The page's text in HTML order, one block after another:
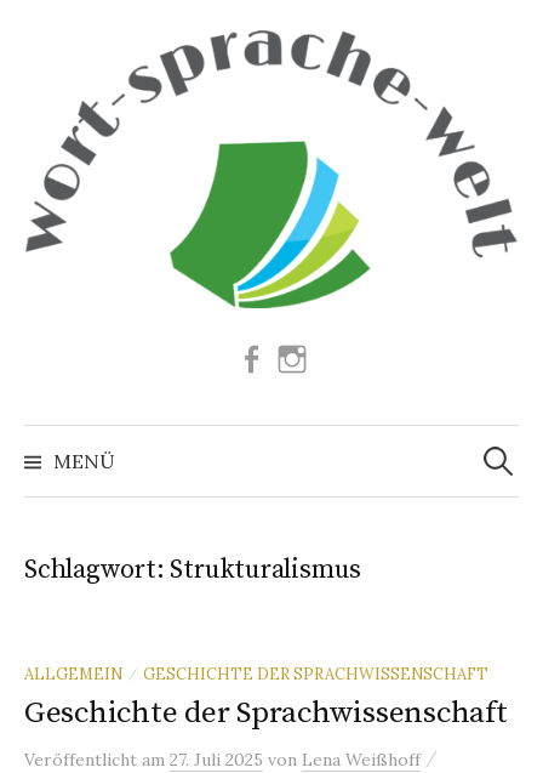
Facebook
MENÜ
Suchen
nach:
Schlagwort: Strukturalismus
ALLGEMEIN / GESCHICHTE DER SPRACHWISSENSCHAFT
Geschichte der Sprachwissenschaft
Veröffentlicht am 27. Juli 2025 von Lena Weißhoff /